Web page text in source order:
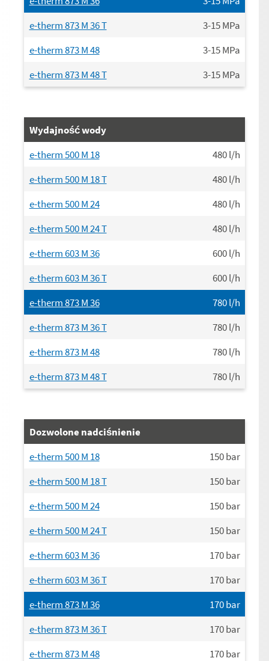
e-therm 873 M 36 T
3-15MPa
e-therm 873 M 48
3-15MPa
e-therm 873 M 48 T
3-15MPa
Wydajność wody
e-therm 500 M 18
480l/h
e-therm 500 M 18 T
480l/h
e-therm 500 M 24
480l/h
e-therm 500 M 24 T
480l/h
e-therm 603 M 36
600l/h
e-therm 603 M 36 T
600l/h
e-therm 873 M 36
780l/h
e-therm 873 M 36 T
780l/h
e-therm 873 M 48
780l/h
e-therm 873 M 48 T
780l/h
Dozwolone nadciśnienie
e-therm 500 M 18
150bar
e-therm 500 M 18 T
150bar
e-therm 500 M 24
150bar
e-therm 500 M 24 T
150bar
e-therm 603 M 36
170bar
e-therm 603 M 36 T
170bar
e-therm 873 M 36
170bar
e-therm 873 M 36 T
170bar
e-therm 873 M 48
170bar